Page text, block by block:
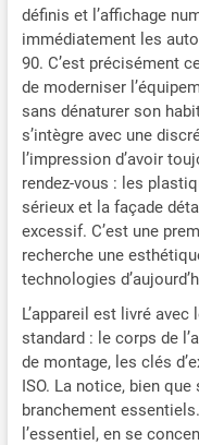
définis et l’affichage
immédiatement les
90. C’est précisément
de moderniser
sans dénaturer son
s’intègre avec une
l’impression d’avoir
rendez-vous : les
sérieux et la façade
excessif. C’est une
recherche une
technologies
L’appareil est livré
standard : le corps de
de montage, les clés
ISO. La notice, bien
branchement
l’essentiel, en se